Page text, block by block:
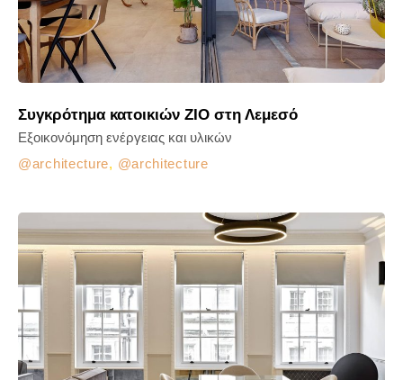
Συγκρότημα κατοικιών ZIO στη Λεμεσό
architecture, architecture
Εξοικονόμηση ενέργειας και υλικών